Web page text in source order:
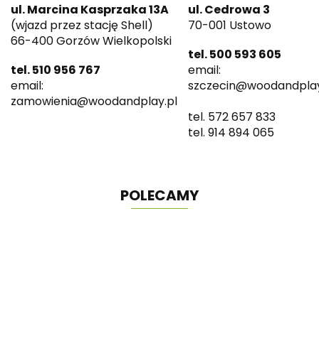
ul. Marcina Kasprzaka 13A
(wjazd przez stację Shell)
66-400 Gorzów Wielkopolski
tel. 510 956 767
email:
zamowienia@woodandplay.pl
ul. Cedrowa 3
70-001 Ustowo
tel. 500 593 605
email:
tel. 572 657 833
tel. 914 894 065
POLECAMY